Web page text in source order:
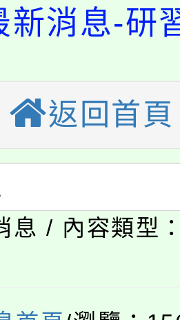
園市運動會8/
游泳池舉行。
收入戶享有免
，中低收入戶
惠，詳情可洽有
教育及科技中
能研習
造教育及科技
習
活教案入校路
農教育專業人
」8/29、30在
新消息-研
返回首頁
息 / 內容類型